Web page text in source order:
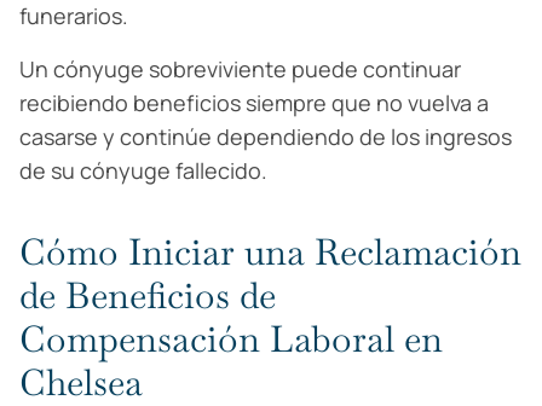
funerarios.
Un cónyuge sobreviviente puede continuar
recibiendo beneficios siempre que no vuelva a
casarse y continúe dependiendo de los ingresos
de su cónyuge fallecido.
Cómo Iniciar una Reclamación
de Beneficios de
Compensación Laboral en
Chelsea